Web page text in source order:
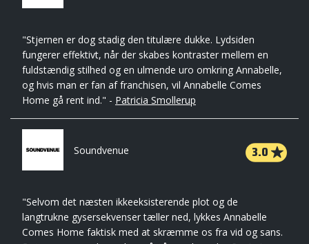
"Stjernen er dog stadig den titulære dukke. Lydsiden
fungerer effektivt, når der skabes kontraster mellem en
fuldstændig stilhed og en ulmende uro omkring Annabelle,
og hvis man er fan af franchisen, vil Annabelle Comes
Home gå rent ind." - Patricia Smollerup
Soundvenue 3.0
"Selvom det næsten ikkeeksisterende plot og de
langtrukne gysersekvenser tæller ned, lykkes Annabelle
Comes Home faktisk med at skræmme os fra vid og sans.